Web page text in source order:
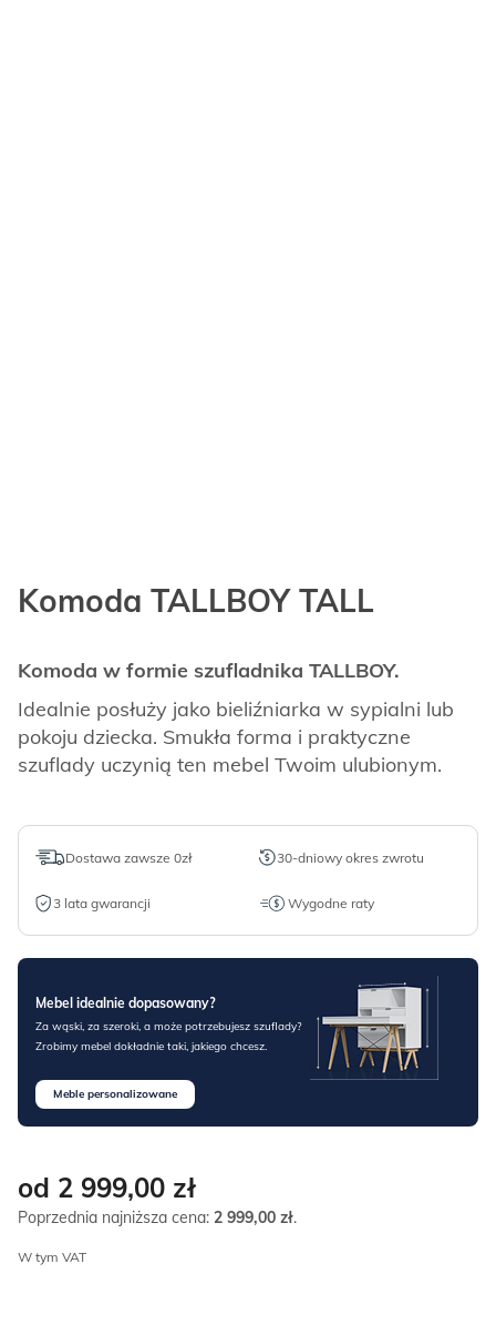
Komoda TALLBOY TALL
Komoda w formie szufladnika TALLBOY.
Idealnie posłuży jako bieliźniarka w sypialni lub
pokoju dziecka. Smukła forma i praktyczne
szuflady uczynią ten mebel Twoim ulubionym.
Dostawa zawsze 0zł 30-dniowy okres zwrotu
3 lata gwarancji Wygodne raty
Mebel idealnie dopasowany?
Za wąski, za szeroki, a może potrzebujesz szuflady?
Zrobimy mebel dokładnie taki, jakiego chcesz.
Meble personalizowane
od 2 999,00 zł
Poprzednia najniższa cena: 2 999,00 zł.
W tym VAT